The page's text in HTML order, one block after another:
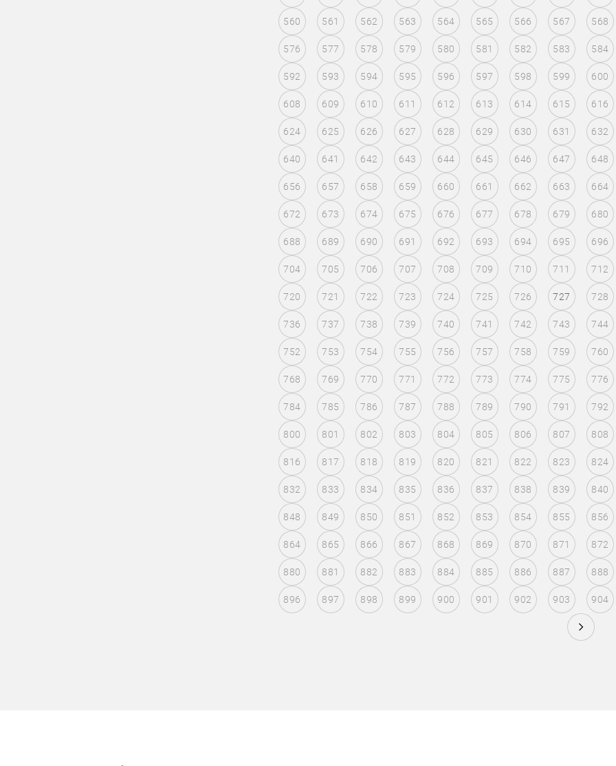
560 561 562 563 564 565 566 567 568
576 577 578 579 580 581 582 583 584
592 593 594 595 596 597 598 599 600
608 609 610 611 612 613 614 615 616
624 625 626 627 628 629 630 631 632
640 641 642 643 644 645 646 647 648
656 657 658 659 660 661 662 663 664
672 673 674 675 676 677 678 679 680
688 689 690 691 692 693 694 695 696
704 705 706 707 708 709 710 711 712
720 721 722 723 724 725 726 727 728
736 737 738 739 740 741 742 743 744
752 753 754 755 756 757 758 759 760
768 769 770 771 772 773 774 775 776
784 785 786 787 788 789 790 791 792
800 801 802 803 804 805 806 807 808
816 817 818 819 820 821 822 823 824
832 833 834 835 836 837 838 839 840
848 849 850 851 852 853 854 855 856
864 865 866 867 868 869 870 871 872
880 881 882 883 884 885 886 887 888
896 897 898 899 900 901 902 903 904